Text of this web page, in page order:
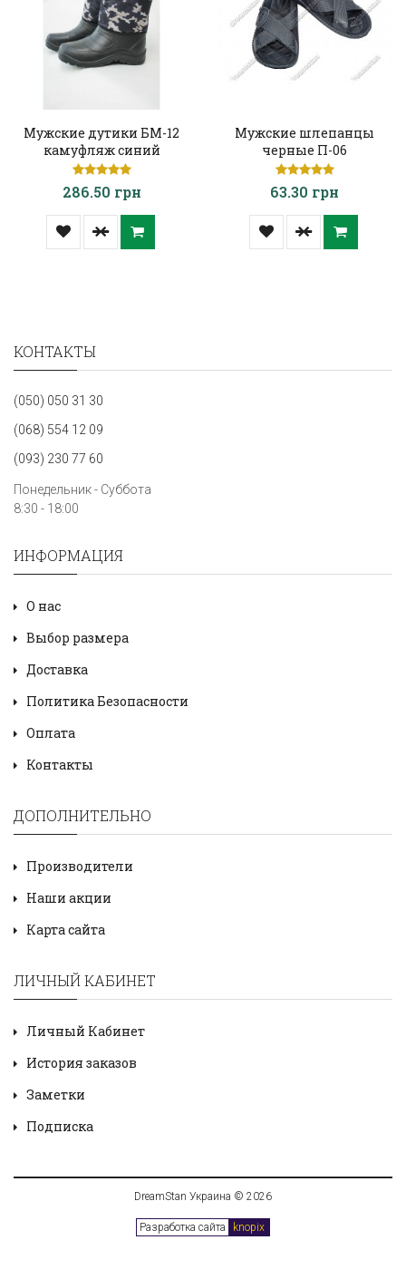
Мужские дутики БМ-12
камуфляж синий
286.50 грн
Мужские шлепанцы
черные П-06
63.30 грн
КОНТАКТЫ
(050) 050 31 30
(068) 554 12 09
(093) 230 77 60
Понедельник - Суббота
8:30 - 18:00
ИНФОРМАЦИЯ
О нас
Выбор размера
Доставка
Политика Безопасности
Оплата
Контакты
ДОПОЛНИТЕЛЬНО
Производители
Наши акции
Карта сайта
ЛИЧНЫЙ КАБИНЕТ
Личный Кабинет
История заказов
Заметки
Подписка
DreamStan Украина © 2026
Разработка сайта knopix